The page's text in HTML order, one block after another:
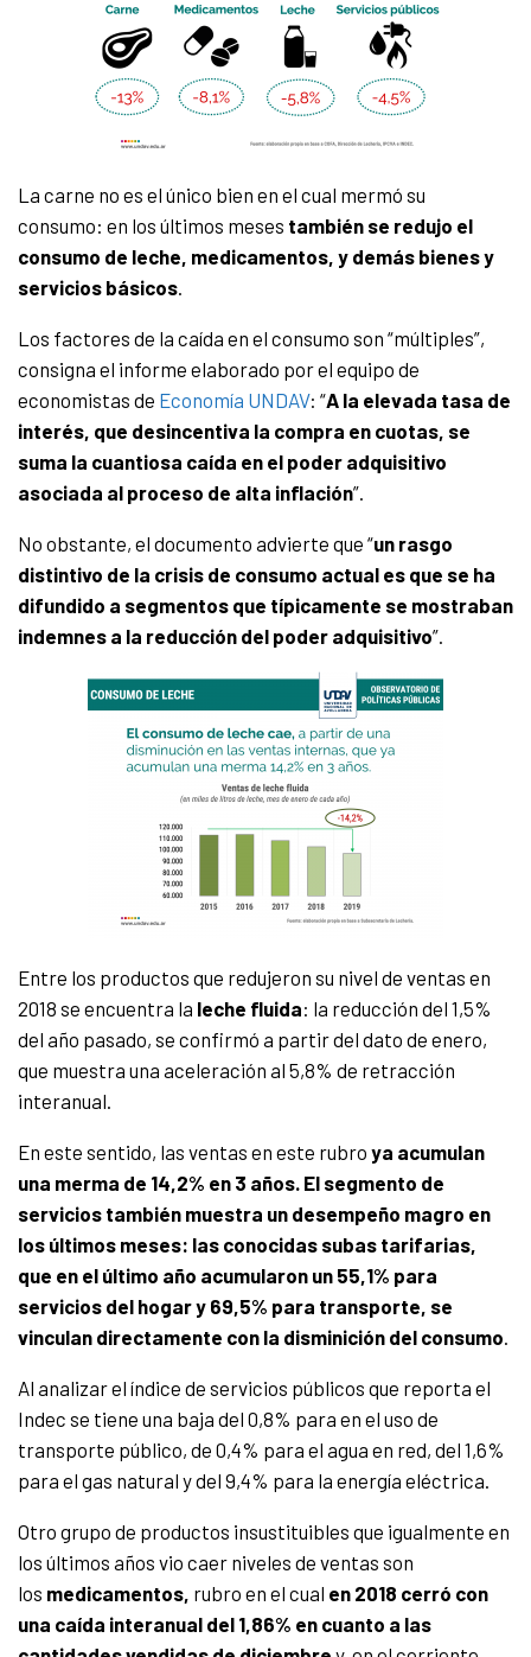
La carne no es el único bien en el cual mermó su
consumo: en los últimos meses también se redujo el
consumo de leche, medicamentos, y demás bienes y
servicios básicos.
Los factores de la caída en el consumo son “múltiples”,
consigna el informe elaborado por el equipo de
economistas de Economía UNDAV: “A la elevada tasa de
interés, que desincentiva la compra en cuotas, se
suma la cuantiosa caída en el poder adquisitivo
asociada al proceso de alta inflación”.
No obstante, el documento advierte que “un rasgo
distintivo de la crisis de consumo actual es que se ha
difundido a segmentos que típicamente se mostraban
indemnes a la reducción del poder adquisitivo”.
Entre los productos que redujeron su nivel de ventas en
2018 se encuentra la leche fluida: la reducción del 1,5%
del año pasado, se confirmó a partir del dato de enero,
que muestra una aceleración al 5,8% de retracción
interanual.
En este sentido, las ventas en este rubro ya acumulan
una merma de 14,2% en 3 años. El segmento de
servicios también muestra un desempeño magro en
los últimos meses: las conocidas subas tarifarias,
que en el último año acumularon un 55,1% para
servicios del hogar y 69,5% para transporte, se
vinculan directamente con la disminición del consumo.
Al analizar el índice de servicios públicos que reporta el
Indec se tiene una baja del 0,8% para en el uso de
transporte público, de 0,4% para el agua en red, del 1,6%
para el gas natural y del 9,4% para la energía eléctrica.
Otro grupo de productos insustituibles que igualmente en
los últimos años vio caer niveles de ventas son
los medicamentos, rubro en el cual en 2018 cerró con
una caída interanual del 1,86% en cuanto a las